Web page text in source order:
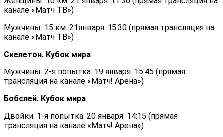
канале «Матч ТВ»)
Мужчины. 15 км. 21января. 15:30 (прямая трансляция на
канале «Матч ТВ»)
Скелетон. Кубок мира
Мужчины. 2-я попытка. 19 января. 15:45 (прямая
трансляция на канале «Матч! Арена»)
Бобслей. Кубок мира
Двойки. 1-я попытка. 20 января. 14:15 (прямая
трансляция на канале «Матч! Арена»)